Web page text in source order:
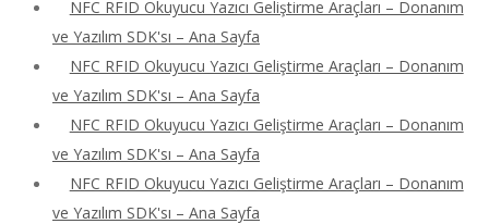
NFC RFID Okuyucu Yazıcı Geliştirme Araçları – Donanım
ve Yazılım SDK'sı – Ana Sayfa
NFC RFID Okuyucu Yazıcı Geliştirme Araçları – Donanım
ve Yazılım SDK'sı – Ana Sayfa
NFC RFID Okuyucu Yazıcı Geliştirme Araçları – Donanım
ve Yazılım SDK'sı – Ana Sayfa
NFC RFID Okuyucu Yazıcı Geliştirme Araçları – Donanım
ve Yazılım SDK'sı – Ana Sayfa